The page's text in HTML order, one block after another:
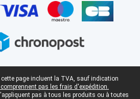
page incluent la TVA, sauf indication
comprennent pas les frais d'expédition.
pas à tous les produits ou à toutes